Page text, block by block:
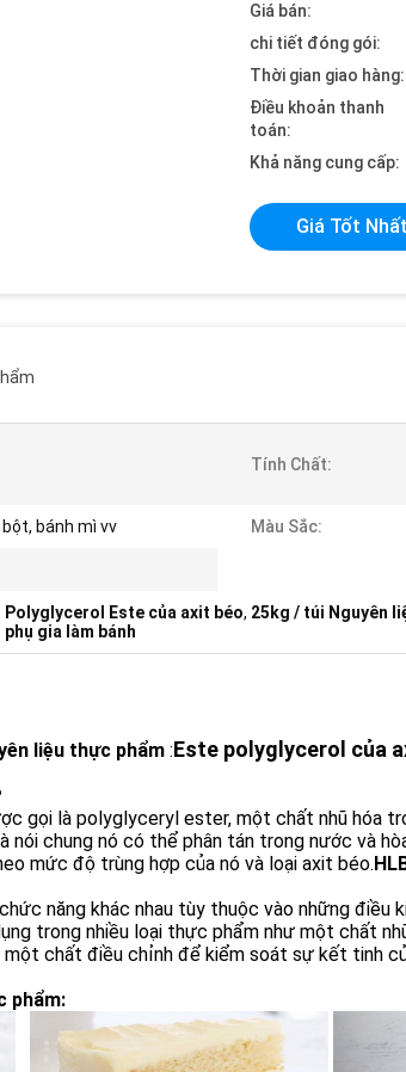
Giá bán:
chi tiết đóng gói:
Thời gian giao hàng:
Điều khoản thanh
toán:
Khả năng cung cấp:
Giá Tốt Nhất
Tính Chất:
bánh mì vv Màu Sắc:
Polyglycerol Este của axit béo, 25kg / túi Nguyên
gia làm bánh
liệu thực phẩm :Este polyglycerol của
gọi là polyglyceryl ester, một chất nhũ hóa
nói chung nó có thể phân tán trong nước và
mức độ trùng hợp của nó và loại axit béo.
năng khác nhau tùy thuộc vào những điều
trong nhiều loại thực phẩm như một chất
chất điều chỉnh để kiểm soát sự kết tinh
phẩm: